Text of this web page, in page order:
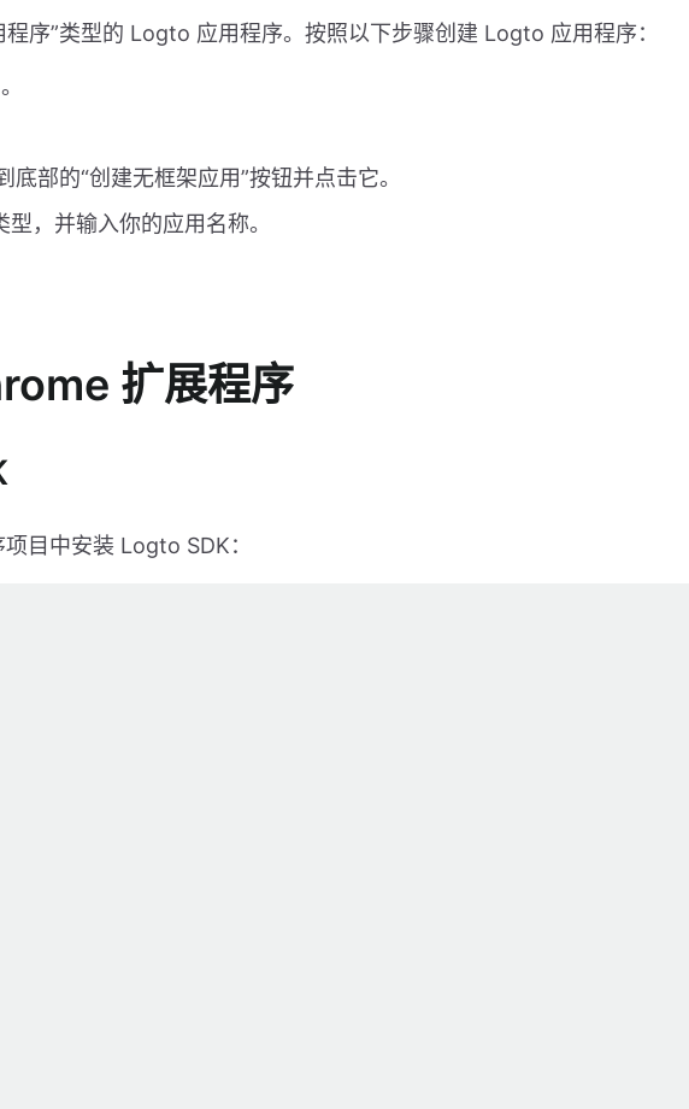
序”类型的 Logto 应用程序。按照以下步骤创建 Logto 应用程序：
。
部的“创建无框架应用”按钮并点击它。
型，并输入你的应用名称。
扩展程序
目中安装 Logto SDK：